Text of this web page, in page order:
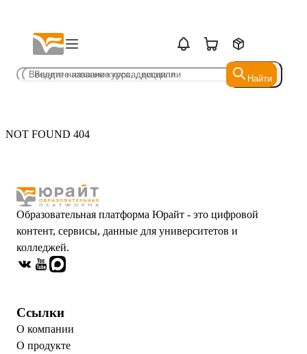
Найти
Найти
NOT FOUND 404
Образовательная платформа Юрайт - это цифровой
контент, сервисы, данные для университетов и
колледжей.
Ссылки
О компании
О продукте